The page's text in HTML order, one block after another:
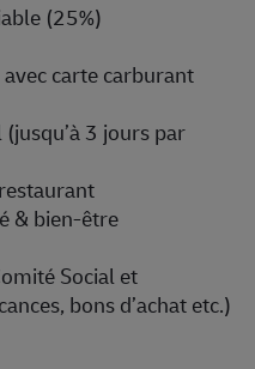
(25%)
carte carburant
3 jours par
& bien-être
Social et
bons d’achat etc.)